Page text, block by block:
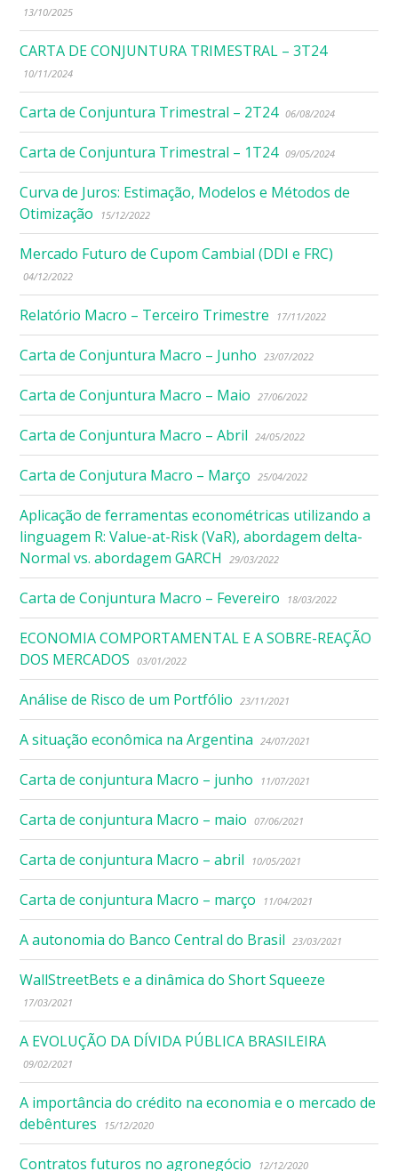
13/10/2025
CARTA DE CONJUNTURA TRIMESTRAL – 3T24
10/11/2024
Carta de Conjuntura Trimestral – 2T24 06/08/2024
Carta de Conjuntura Trimestral – 1T24 09/05/2024
Curva de Juros: Estimação, Modelos e Métodos de
Otimização
15/12/2022
Mercado Futuro de Cupom Cambial (DDI e FRC)
04/12/2022
Relatório Macro – Terceiro Trimestre 17/11/2022
Carta de Conjuntura Macro – Junho 23/07/2022
Carta de Conjuntura Macro – Maio 27/06/2022
Carta de Conjuntura Macro – Abril 24/05/2022
Carta de Conjutura Macro – Março 25/04/2022
Aplicação de ferramentas econométricas utilizando a
linguagem R: Value-at-Risk (VaR), abordagem delta-
Normal vs. abordagem GARCH
29/03/2022
Carta de Conjuntura Macro – Fevereiro 18/03/2022
ECONOMIA COMPORTAMENTAL E A SOBRE-REAÇÃO
DOS MERCADOS
03/01/2022
Análise de Risco de um Portfólio 23/11/2021
A situação econômica na Argentina 24/07/2021
Carta de conjuntura Macro – junho 11/07/2021
Carta de conjuntura Macro – maio 07/06/2021
Carta de conjuntura Macro – abril 10/05/2021
Carta de conjuntura Macro – março 11/04/2021
A autonomia do Banco Central do Brasil 23/03/2021
WallStreetBets e a dinâmica do Short Squeeze
17/03/2021
A EVOLUÇÃO DA DÍVIDA PÚBLICA BRASILEIRA
09/02/2021
A importância do crédito na economia e o mercado de
debêntures
15/12/2020
Contratos futuros no agronegócio 12/12/2020